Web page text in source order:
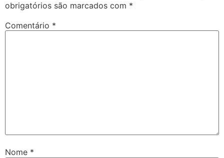
obrigatórios são marcados com *
Comentário *
Nome *